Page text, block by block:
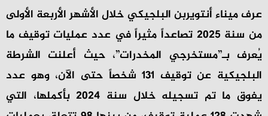
عرف ميناء أنتويربن البلجيكي خلال الأشهر الأربعة الأولى
من سنة 2025 تصاعداً مثيراً في عدد عمليات توقيف ما
يُعرف بـ”مستخرجي المخدرات”، حيث أعلنت الشرطة
البلجيكية عن توقيف 131 شخصاً حتى الآن، وهو عدد
يفوق ما تم تسجيله خلال سنة 2024 بأكملها، التي